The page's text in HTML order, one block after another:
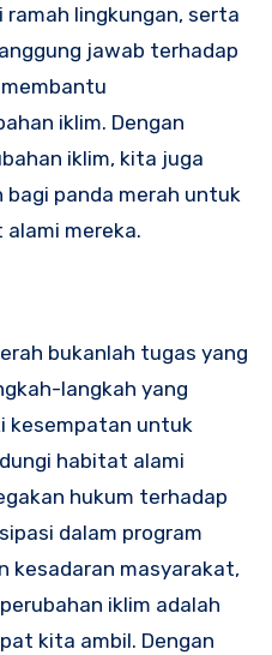
lingkungan, serta
jawab terhadap
iklim. Dengan
iklim, kita juga
panda merah untuk
mereka.
bukanlah tugas yang
langkah yang
kesempatan untuk
habitat alami
hukum terhadap
dalam program
kesadaran masyarakat,
iklim adalah
kita ambil. Dengan